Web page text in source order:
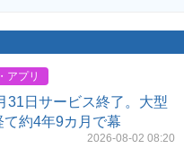
アプリ
31日サービス終了。大型
て約4年9カ月で幕
2026-08-02 08:20